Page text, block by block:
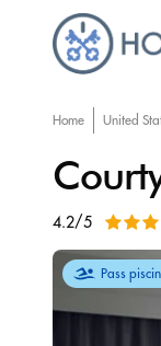
Home United
4.2/5
Pass